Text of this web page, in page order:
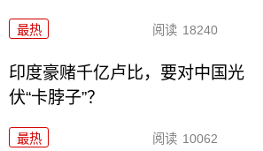
最热 阅读 18240
印度豪赌千亿卢比，要对中国光
伏“卡脖子”？
最热 阅读 10062